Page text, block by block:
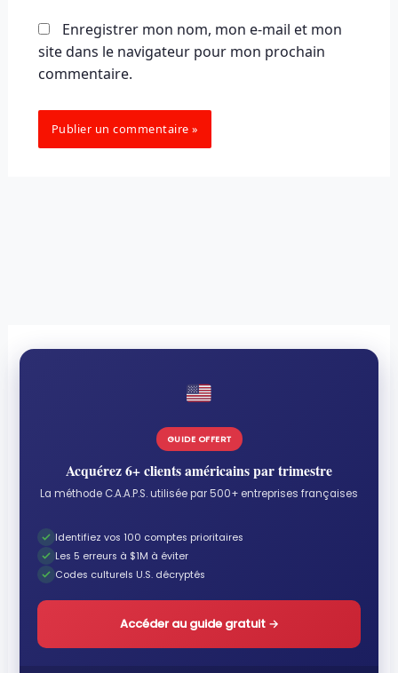
Enregistrer mon nom, mon e-mail et mon
site dans le navigateur pour mon prochain
commentaire.
GUIDE OFFERT
Acquérez 6+ clients américains par trimestre
La méthode C.A.A.P.S. utilisée par 500+ entreprises françaises
Identifiez vos 100 comptes prioritaires
Les 5 erreurs à $1M à éviter
Codes culturels U.S. décryptés
Accéder au guide gratuit →